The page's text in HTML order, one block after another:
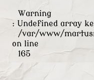
Warning
: Undefined array
/var/www/
on line
165